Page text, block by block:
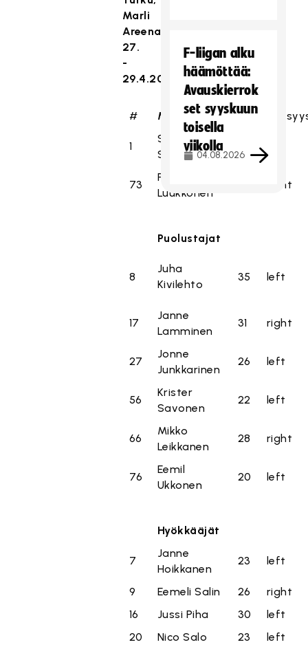
Marli
Areena
27.
-
29.4.2017
# Maalivahdit ikä
1
Santtu
Strandberg
73
Pyry
Luukkonen
right
Puolustajat
8
Juha
Kivilehto
35 left
17
Janne
Lamminen
31 right
27
Jonne
Junkkarinen
26 left
56
Krister
Savonen
22 left
66
Mikko
Leikkanen
28 right
76
Eemil
Ukkonen
20 left
Hyökkääjät
7
Janne
Hoikkanen
23 left
9 Eemeli Salin 26
right
16
Jussi Piha 30
left
20
Nico Salo 23 left
F-liigan alku
häämöttää:
Avauskierrok
set syyskuun
toisella
viikolla
04.08.2026